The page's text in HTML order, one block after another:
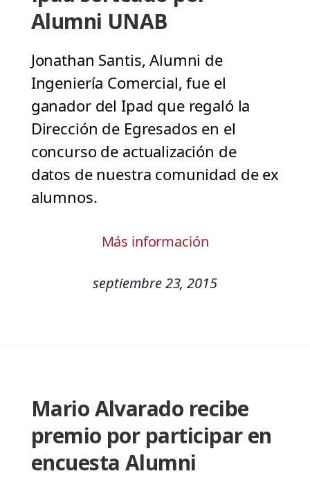
Alumni UNAB
Jonathan Santis, Alumni de
Ingeniería Comercial, fue el
ganador del Ipad que regaló la
Dirección de Egresados en el
concurso de actualización de
datos de nuestra comunidad de ex
alumnos.
Más información
septiembre 23, 2015
Mario Alvarado recibe
premio por participar en
encuesta Alumni